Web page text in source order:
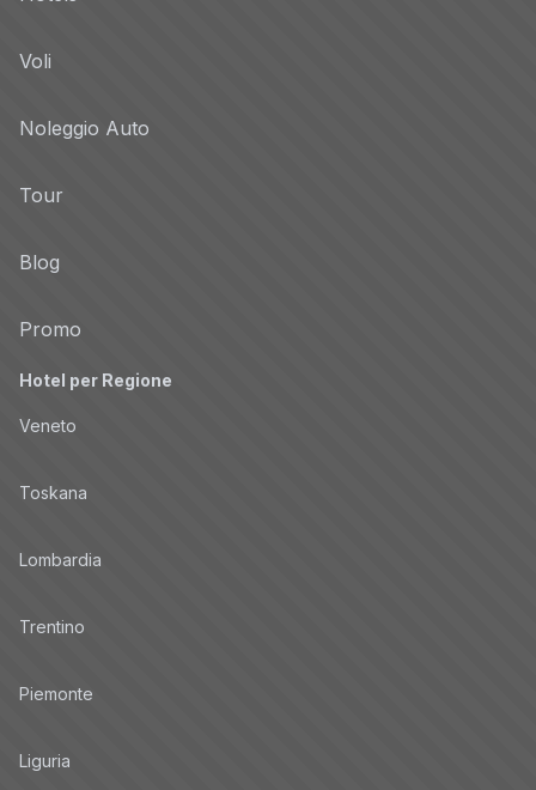
Voli
Noleggio Auto
Tour
Blog
Promo
Hotel per Regione
Veneto
Toskana
Lombardia
Trentino
Piemonte
Liguria